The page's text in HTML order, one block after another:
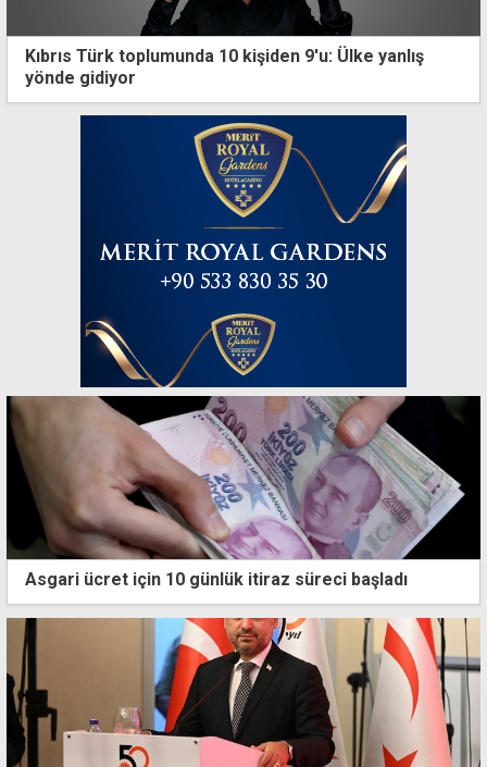
Kıbrıs Türk toplumunda 10 kişiden 9'u: Ülke yanlış
yönde gidiyor
Asgari ücret için 10 günlük itiraz süreci başladı